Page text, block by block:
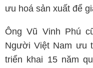
ưu hoá sản xuất để
Ông Vũ Vinh Phú
Người Việt Nam ưu
triển khai 15 năm